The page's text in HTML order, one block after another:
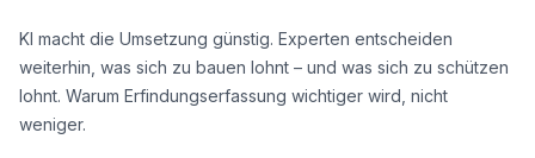
KI macht die Umsetzung günstig. Experten entscheiden
weiterhin, was sich zu bauen lohnt – und was sich zu schützen
lohnt. Warum Erfindungserfassung wichtiger wird, nicht
weniger.